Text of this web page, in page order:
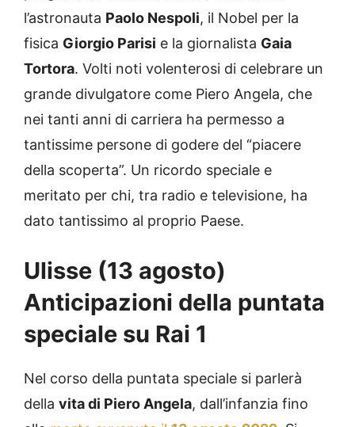
l’astronauta Paolo Nespoli, il Nobel per la
fisica Giorgio Parisi e la giornalista Gaia
Tortora. Volti noti volenterosi di celebrare un
grande divulgatore come Piero Angela, che
nei tanti anni di carriera ha permesso a
tantissime persone di godere del “piacere
della scoperta”. Un ricordo speciale e
meritato per chi, tra radio e televisione, ha
dato tantissimo al proprio Paese.
Ulisse (13 agosto)
Anticipazioni della puntata
speciale su Rai 1
Nel corso della puntata speciale si parlerà
della vita di Piero Angela, dall’infanzia fino